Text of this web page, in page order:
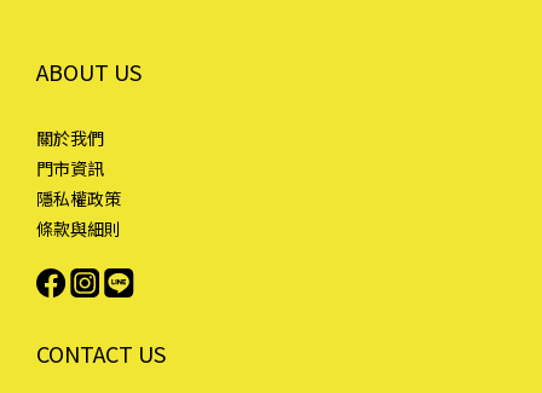
ABOUT US
關於我們
門市資訊
隱私權政策
條款與細則
CONTACT US